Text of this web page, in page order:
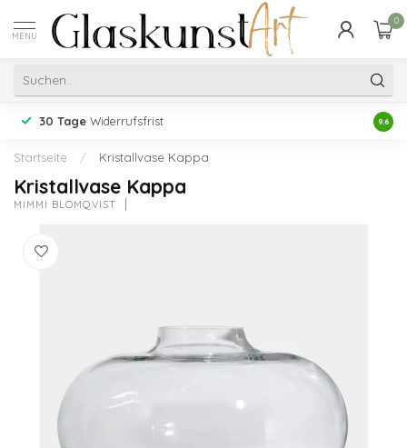
MENU
0
30 Tage Widerrufsfrist 9.6
Startseite / Kristallvase Kappa
Kristallvase Kappa
MIMMI BLOMQVIST